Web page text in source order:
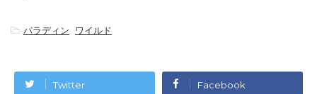
-パラディン, ワイルド
Twitter Facebook